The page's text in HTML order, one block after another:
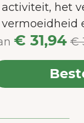
activiteit, het
vermoeidheid
€ 31,94 €